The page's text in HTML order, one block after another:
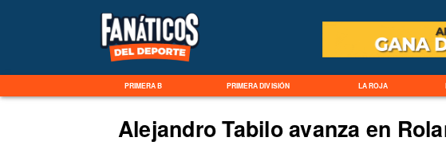
PRIMERA B PRIMERA DIVISIÓN LA ROJA
Alejandro Tabilo avanza en